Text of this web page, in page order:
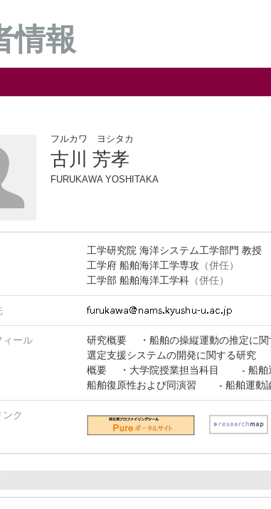
情報
フルカワ ヨシタカ
古川 芳孝
FURUKAWA YOSHITAKA
工学研究院 海洋システム工学部門 教授
工学府 船舶海洋工学専攻 （併任）
工学部 船舶海洋工学科 （併任）
ィール
研究概要 ・船舶の操縦運動の推定に
選定支援システムの開発に関する研究
概要 ・大学院授業担当科目 - 船
船舶復原性および同演習 - 船舶運
ク